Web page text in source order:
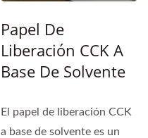
Papel De
Liberación CCK A
Base De Solvente
El papel de liberación CCK
a base de solvente es un